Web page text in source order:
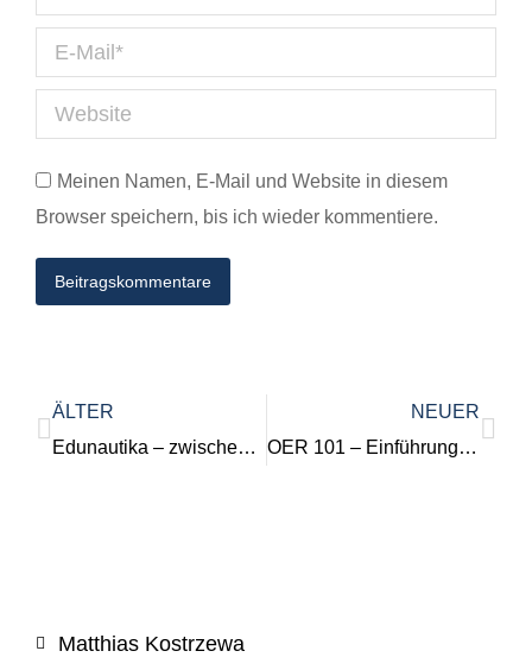
E-Mail *
Website
Meinen Namen, E-Mail und Website in diesem
Browser speichern, bis ich wieder kommentiere.
Beitragskommentare
ÄLTER
Edunautika – zwischen Reformpädagogik und digitalem Wandeln
NEUER
OER 101 – Einführung in Medienproduktion und Video als OER
Matthias Kostrzewa